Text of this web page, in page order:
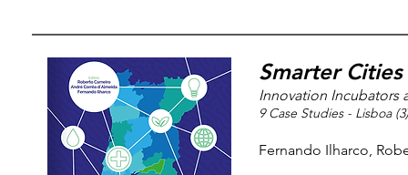
Smarter
Innovation Incubators
9 Case Studies - Lisboa
Fernando Ilharco,